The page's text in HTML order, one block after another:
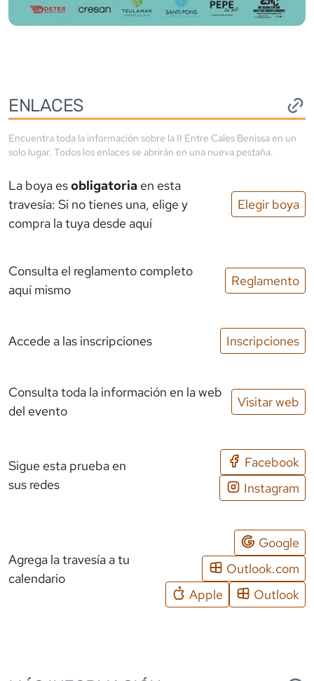
ENLACES
Encuentra toda la información sobre la II Entre Cales Benissa en un
solo lugar. Todos los enlaces se abrirán en una nueva pestaña.
La boya esobligatoria en esta
travesía: Si no tienes una, elige y
compra la tuya desde aquí
Elegir boya
Consulta el reglamento completo
aquí mismo
Reglamento
Accede a las inscripciones Inscripciones
Consulta toda la información en la web
del evento
Visitar web
Sigue esta prueba en
sus redes
Facebook
Instagram
Agrega la travesía a tu
calendario
Google
Outlook.com
Apple
Outlook